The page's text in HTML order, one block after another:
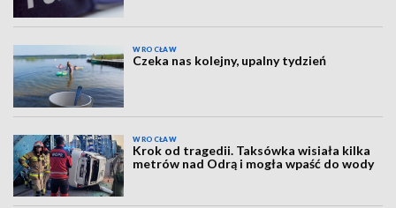
WROCŁAW
Czeka nas kolejny, upalny tydzień
WROCŁAW
Krok od tragedii. Taksówka wisiała kilka
metrów nad Odrą i mogła wpaść do wody